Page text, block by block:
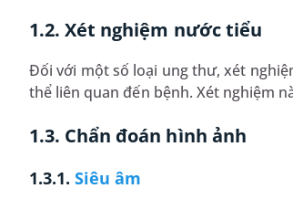
1.2. Xét nghiệm nước tiểu
Đối với một số loại ung thư, xét
thể liên quan đến bệnh. Xét nghiệm
1.3. Chẩn đoán hình ảnh
1.3.1.Siêu âm